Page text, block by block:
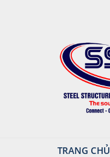
TRANG CHỦ